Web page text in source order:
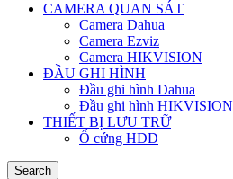
CAMERA QUAN SÁT
Camera Dahua
Camera Ezviz
Camera HIKVISION
ĐẦU GHI HÌNH
Đầu ghi hình Dahua
Đầu ghi hình HIKVISION
THIẾT BỊ LƯU TRỮ
Ổ cứng HDD
Search